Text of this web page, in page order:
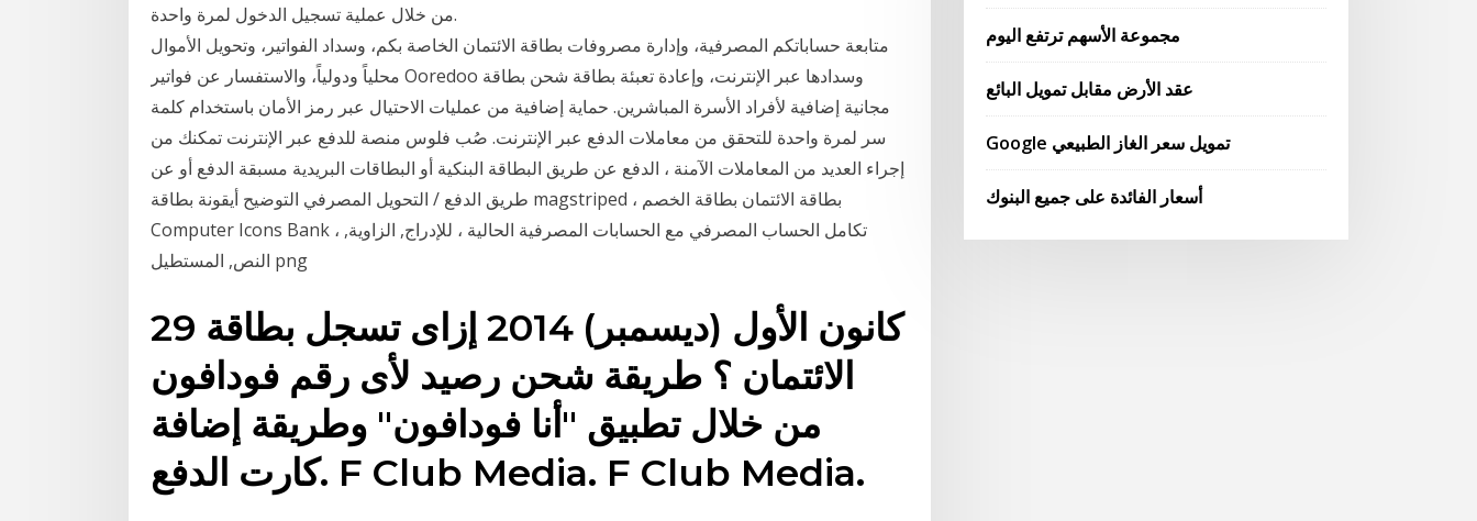
من خلال عملية تسجيل الدخول لمرة واحدة.
متابعة حساباتكم المصرفية، وإدارة مصروفات بطاقة الائتمان الخاصة بكم، وسداد الفواتير، وتحويل الأموال
محلياً ودولياً، والاستفسار عن فواتير Ooredoo وسدادها عبر الإنترنت، وإعادة تعبئة بطاقة شحن بطاقة
مجانية إضافية لأفراد الأسرة المباشرين. حماية إضافية من عمليات الاحتيال عبر رمز الأمان باستخدام كلمة
سر لمرة واحدة للتحقق من معاملات الدفع عبر الإنترنت. صُب فلوس منصة للدفع عبر الإنترنت تمكنك من
إجراء العديد من المعاملات الآمنة ، الدفع عن طريق البطاقة البنكية أو البطاقات البريدية مسبقة الدفع أو عن
طريق الدفع / التحويل المصرفي التوضيح أيقونة بطاقة magstriped ، بطاقة الائتمان بطاقة الخصم
Computer Icons Bank ، تكامل الحساب المصرفي مع الحسابات المصرفية الحالية ، للإدراج, الزاوية,
النص, المستطيل png
29 كانون الأول (ديسمبر) 2014 إزاى تسجل بطاقة
الائتمان ؟ طريقة شحن رصيد لأى رقم فودافون
من خلال تطبيق "أنا فودافون" وطريقة إضافة
كارت الدفع. F Club Media. F Club Media.
مجموعة الأسهم ترتفع اليوم
عقد الأرض مقابل تمويل البائع
Google تمويل سعر الغاز الطبيعي
أسعار الفائدة على جميع البنوك